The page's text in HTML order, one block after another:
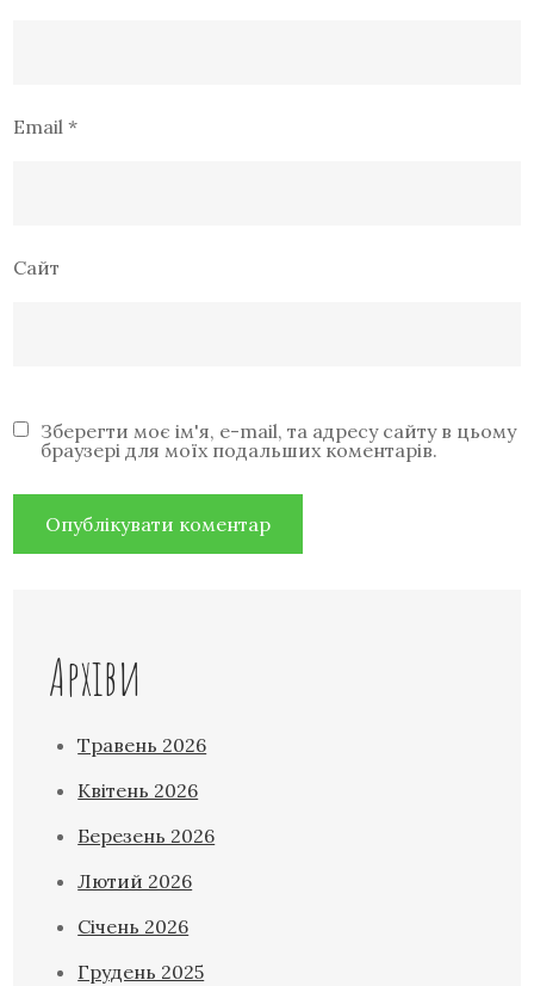
Email*
Сайт
Зберегти моє ім'я, e-mail, та адресу сайту в цьому
браузері для моїх подальших коментарів.
Архіви
Травень 2026
Квітень 2026
Березень 2026
Лютий 2026
Січень 2026
Грудень 2025